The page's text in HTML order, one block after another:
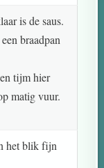
is de saus.
braadpan
tijm hier
matig vuur.
het blik fijn